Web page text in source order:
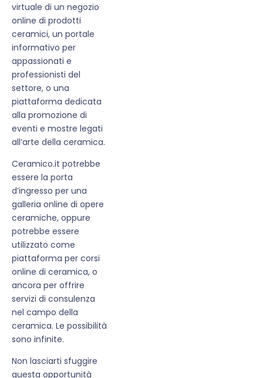
virtuale di un negozio
online di prodotti
ceramici, un portale
informativo per
appassionati e
professionisti del
settore, o una
piattaforma dedicata
alla promozione di
eventi e mostre legati
all’arte della ceramica.
Ceramico.it potrebbe
essere la porta
d’ingresso per una
galleria online di opere
ceramiche, oppure
potrebbe essere
utilizzato come
piattaforma per corsi
online di ceramica, o
ancora per offrire
servizi di consulenza
nel campo della
ceramica. Le possibilità
sono infinite.
Non lasciarti sfuggire
questa opportunità